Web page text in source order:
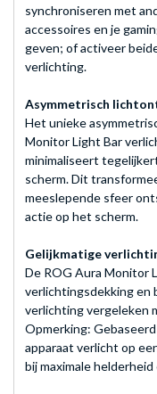
synchroniseren met
accessoires en je
geven; of activeer
verlichting.
Asymmetrisch
Het unieke
Monitor Light Bar
minimaliseert
scherm. Dit
meeslepende sfeer
actie op het scherm.
Gelijkmatige
De ROG Aura Monitor
verlichtingsdekking en
verlichting vergeleken
Opmerking:
apparaat verlicht op
bij maximale